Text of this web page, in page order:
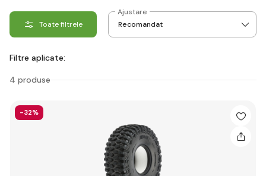
Toate filtrele
Ajustare
Filtre aplicate:
4 produse
-32%